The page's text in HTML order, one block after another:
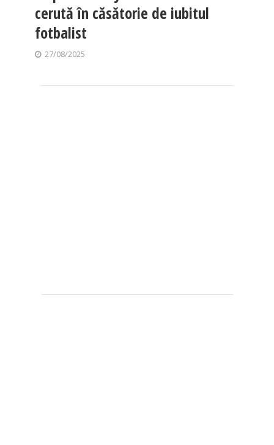
cerută în căsătorie de iubitul
fotbalist
27/08/2025